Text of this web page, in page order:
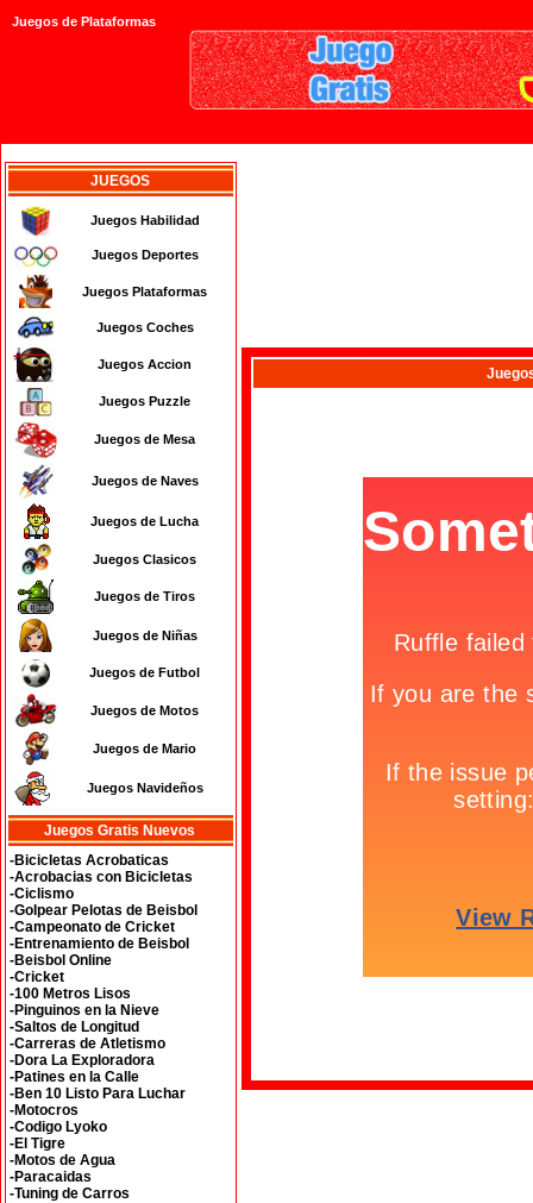
Juegos de Plataformas
JUEGOS
Juegos Habilidad
Juegos Deportes
Juegos Plataformas
Juegos Coches
Juegos Accion
Juegos Puzzle
Juegos de Mesa
Juegos de Naves
Juegos de Lucha
Juegos Clasicos
Juegos de Tiros
Juegos de Niñas
Juegos de Futbol
Juegos de Motos
Juegos de Mario
Juegos Navideños
Juegos Gratis Nuevos
-Bicicletas Acrobaticas
-Acrobacias con Bicicletas
-Ciclismo
-Golpear Pelotas de Beisbol
-Campeonato de Cricket
-Entrenamiento de Beisbol
-Beisbol Online
-Cricket
-100 Metros Lisos
-Pinguinos en la Nieve
-Saltos de Longitud
-Carreras de Atletismo
-Dora La Exploradora
-Patines en la Calle
-Ben 10 Listo Para Luchar
-Motocros
-Codigo Lyoko
-El Tigre
-Motos de Agua
-Paracaidas
-Tuning de Carros